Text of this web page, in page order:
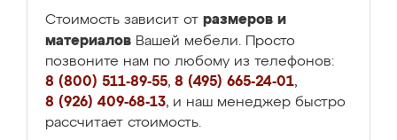
Стоимость зависит от размеров и
материалов Вашей мебели. Просто
позвоните нам по любому из телефонов:
8 (800) 511-89-55, 8 (495) 665-24-01,
8 (926) 409-68-13, и наш менеджер быстро
рассчитает стоимость.